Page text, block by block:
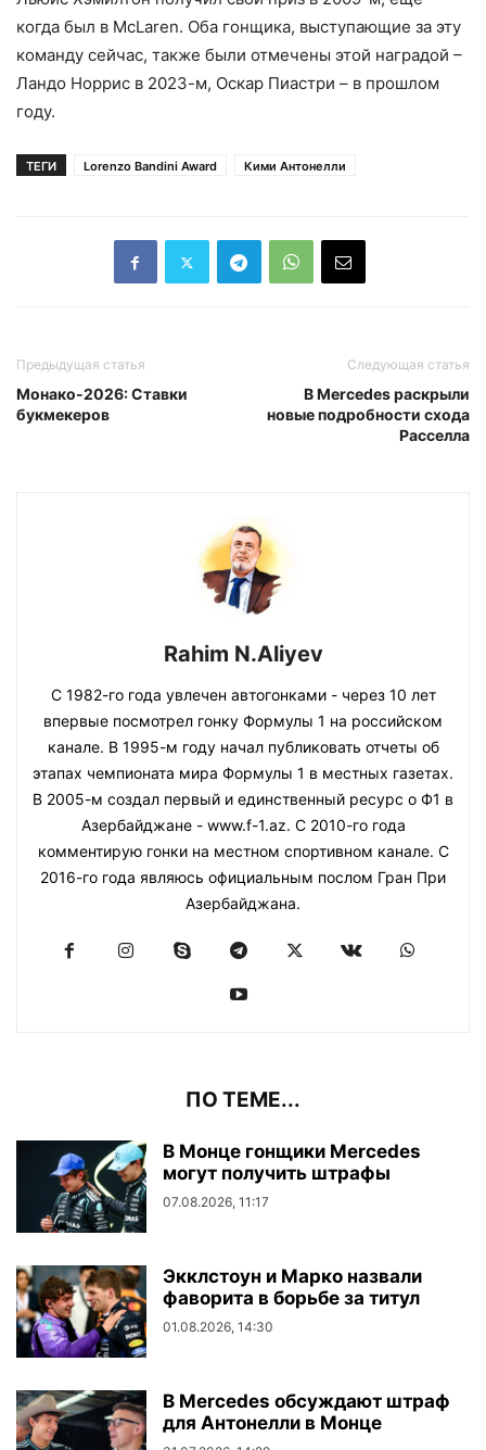
когда был в McLaren. Оба гонщика, выступающие за эту
команду сейчас, также были отмечены этой наградой –
Ландо Норрис в 2023-м, Оскар Пиастри – в прошлом
году.
ТЕГИ Lorenzo Bandini Award Кими Антонелли
Предыдущая статья
Монако-2026: Ставки
букмекеров
Следующая статья
В Mercedes раскрыли
новые подробности схода
Расселла
Rahim N.Aliyev
С 1982-го года увлечен автогонками - через 10 лет
впервые посмотрел гонку Формулы 1 на российском
канале. В 1995-м году начал публиковать отчеты об
этапах чемпионата мира Формулы 1 в местных газетах.
В 2005-м создал первый и единственный ресурс о Ф1 в
Азербайджане - www.f-1.az. С 2010-го года
комментирую гонки на местном спортивном канале. С
2016-го года являюсь официальным послом Гран При
Азербайджана.
ПО ТЕМЕ...
В Монце гонщики Mercedes
могут получить штрафы
07.08.2026, 11:17
Экклстоун и Марко назвали
фаворита в борьбе за титул
01.08.2026, 14:30
В Mercedes обсуждают штраф
для Антонелли в Монце